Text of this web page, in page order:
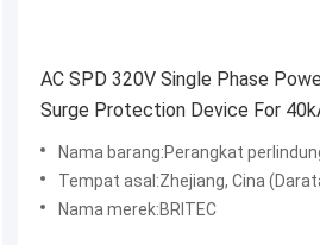
AC SPD 320V Single Phase
Surge Protection Device For
Power Supplyfunction gtElInit()
{var lib = new
Nama barang:Perangkat perlindungan
Tempat asal:Zhejiang, Cina
Nama merek:BRITEC